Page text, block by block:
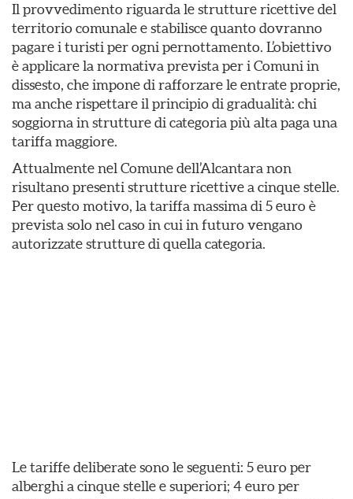
Il provvedimento riguarda le strutture ricettive del
territorio comunale e stabilisce quanto dovranno
pagare i turisti per ogni pernottamento. L’obiettivo
è applicare la normativa prevista per i Comuni in
dissesto, che impone di rafforzare le entrate proprie,
ma anche rispettare il principio di gradualità: chi
soggiorna in strutture di categoria più alta paga una
tariffa maggiore.
Attualmente nel Comune dell’Alcantara non
risultano presenti strutture ricettive a cinque stelle.
Per questo motivo, la tariffa massima di 5 euro è
prevista solo nel caso in cui in futuro vengano
autorizzate strutture di quella categoria.
Le tariffe deliberate sono le seguenti: 5 euro per
alberghi a cinque stelle e superiori; 4 euro per